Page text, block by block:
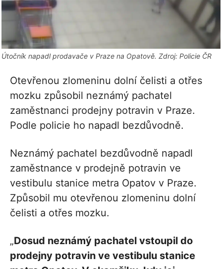
Útočník napadl prodavače v Praze na Opatově. Zdroj: Policie ČR
Otevřenou zlomeninu dolní čelisti a otřes
mozku způsobil neznámý pachatel
zaměstnanci prodejny potravin v Praze.
Podle policie ho napadl bezdůvodně.
Neznámý pachatel bezdůvodně napadl
zaměstnance v prodejně potravin ve
vestibulu stanice metra Opatov v Praze.
Způsobil mu otevřenou zlomeninu dolní
čelisti a otřes mozku.
„Dosud neznámý pachatel vstoupil do
prodejny potravin ve vestibulu stanice